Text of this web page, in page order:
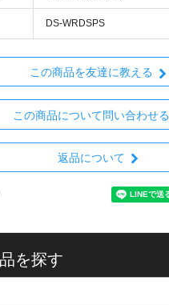
DS-WRDSPS
この商品を友達に教える
この商品について問い合わせる
返品について
を探す